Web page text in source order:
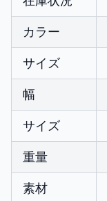
カラー
サイズ
幅
サイズ
重量
素材